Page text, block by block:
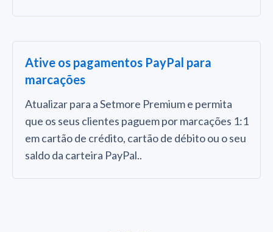
Ative os pagamentos PayPal para
marcações
Atualizar para a Setmore Premium e permita
que os seus clientes paguem por marcações 1:1
em cartão de crédito, cartão de débito ou o seu
saldo da carteira PayPal..